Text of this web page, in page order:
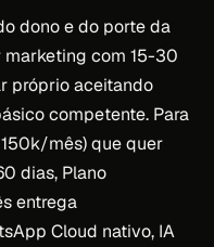
dono e do porte da
marketing com 15-30
próprio aceitando
competente. Para
mês) que quer
dias, Plano
entrega
Cloud nativo, IA